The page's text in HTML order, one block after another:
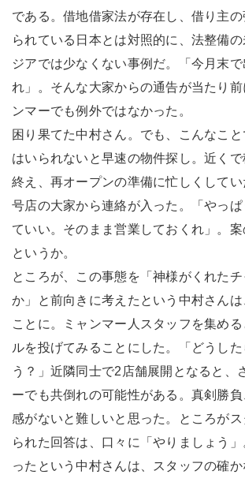
である。借地借家法が存在し、借り主
られている日本とは対照的に、法整備
ジアでは少なくない事例だ。「今月末で
れ」。そんな大家からの通告が当たり
ンマーでも例外ではなかった。
困り果てた中村さん。でも、こんなこ
はいられないと早速の物件探し。近く
終え、再オープンの準備に忙しくして
号店の大家から連絡が入った。「やっぱ
ていい。そのまま営業しておくれ」。
というか。
ところが、この事態を「神様がくれた
か」と前向きに考えたという中村さん
ことに。ミャンマー人スタッフを集め
ルを投げてみることにした。「どうし
う？」近隣同士で2店舗展開となると、
ーでも共倒れの可能性がある。真剣勝
感がないと難しいと思った。ところが
られた回答は、口々に「やりましょう
ったという中村さんは、スタッフの確